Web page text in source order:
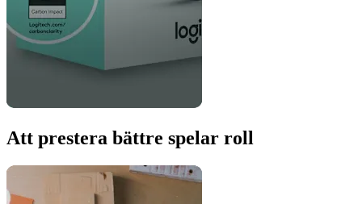
Att prestera bättre spelar roll